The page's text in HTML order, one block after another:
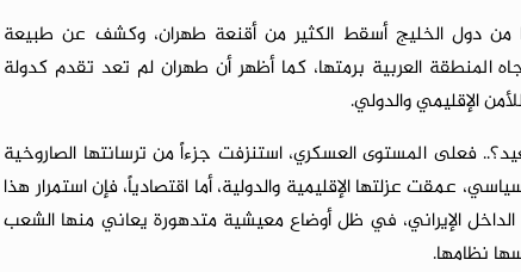
من دول الخليج أسقط الكثير من أقنعة طهران، وكشف عن طبيعة
المنطقة العربية برمتها، كما أظهر أن طهران لم تعد تقدم كدولة
الإقليمي والدولي.
فعلى المستوى العسكري، استنزفت جزءاً من ترسانتها الصاروخية
عمقت عزلتها الإقليمية والدولية، أما اقتصادياً، فإن استمرار هذا
الإيراني، في ظل أوضاع معيشية متدهورة يعاني منها الشعب
نظامها.